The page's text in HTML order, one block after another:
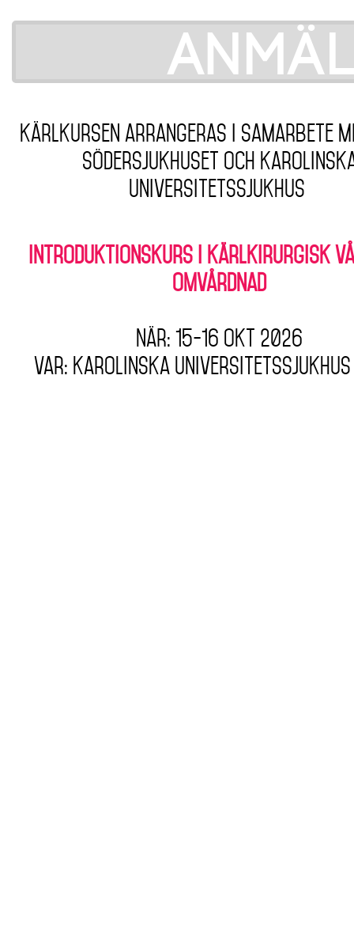
Kärlkursen arrangeras i Samarbete
Södersjukhuset och
universitetssjukhus
Introduktionskurs i kärlkirurgisk
omvårdnad
När: 15-16 okt 2026
Var: Karolinska universitetssjukhus